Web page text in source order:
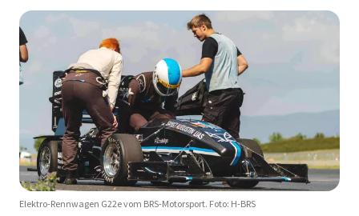
Elektro-Rennwagen G22e vom BRS-Motorsport. Foto: H-BRS